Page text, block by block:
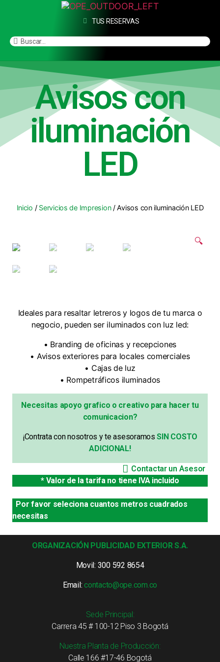
TUS RESERVAS
Avisos con
iluminación
LED
Inicio / Servicios de Impresion/ Avisos con iluminación LED
🔍
Ideales para resaltar letreros y logos de tu marca o
negocio, pueden ser iluminados con luz led:
• Branding de oficinas y recepciones
• Avisos exteriores para locales comerciales
• Cajas de luz
• Rompetráficos iluminados
Necesitas apoyo grafico o creativo para hacer tu
comunicacion?
¡Contrata con nosotros y te asesoramos SIN COSTO
ADICIONAL!
Contactar un Asesor
* Valor de la tarifa no tiene IVA incluido
Por favor seleciona cuantos metros cuadrados
necesitas
ORGANIZACIÓN PUBLICIDAD EXTERIOR S.A.
Movil: 300 592 8654
Email:contacto@ope.com.co
Sede Principal:
Carrera 45 # 100-12 Piso 3 Bogotá
Nuestra Planta de Producción:
Calle 166 #17-46 Bogotá